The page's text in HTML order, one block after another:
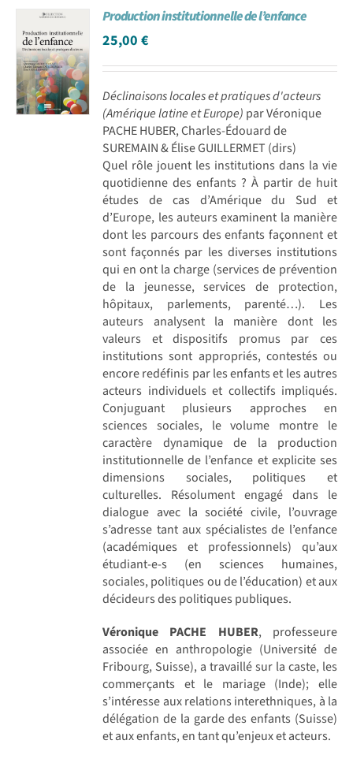
Achat en ligne
Panier WooCommerce
Production institutionnelle de l’enfance
25,00€
Déclinaisons locales et pratiques d'acteurs
(Amérique latine et Europe) par Véronique
PACHE HUBER, Charles-Édouard de
SUREMAIN & Élise GUILLERMET (dirs)
Quel rôle jouent les institutions dans la vie
quotidienne des enfants ? À partir de huit
études de cas d’Amérique du Sud et
d’Europe, les auteurs examinent la manière
dont les parcours des enfants façonnent et
sont façonnés par les diverses institutions
qui en ont la charge (services de prévention
de la jeunesse, services de protection,
hôpitaux, parlements, parenté…). Les
auteurs analysent la manière dont les
valeurs et dispositifs promus par ces
institutions sont appropriés, contestés ou
encore redéfinis par les enfants et les autres
acteurs individuels et collectifs impliqués.
Conjuguant plusieurs approches en
sciences sociales, le volume montre le
caractère dynamique de la production
institutionnelle de l’enfance et explicite ses
dimensions sociales, politiques et
culturelles. Résolument engagé dans le
dialogue avec la société civile, l’ouvrage
s’adresse tant aux spécialistes de l’enfance
(académiques et professionnels) qu’aux
étudiant-e-s (en sciences humaines,
sociales, politiques ou de l’éducation) et aux
décideurs des politiques publiques.
Véronique PACHE HUBER, professeure
associée en anthropologie (Université de
Fribourg, Suisse), a travaillé sur la caste, les
commerçants et le mariage (Inde); elle
s’intéresse aux relations interethniques, à la
délégation de la garde des enfants (Suisse)
et aux enfants, en tant qu’enjeux et acteurs.